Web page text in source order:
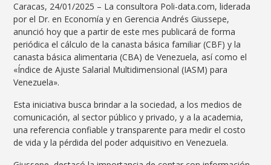
Caracas, 24/01/2025 – La consultora Poli-data.com, liderada
por el Dr. en Economía y en Gerencia Andrés Giussepe,
anunció hoy que a partir de este mes publicará de forma
periódica el cálculo de la canasta básica familiar (CBF) y la
canasta básica alimentaria (CBA) de Venezuela, así como el
«Índice de Ajuste Salarial Multidimensional (IASM) para
Venezuela».
Esta iniciativa busca brindar a la sociedad, a los medios de
comunicación, al sector público y privado, y a la academia,
una referencia confiable y transparente para medir el costo
de vida y la pérdida del poder adquisitivo en Venezuela.